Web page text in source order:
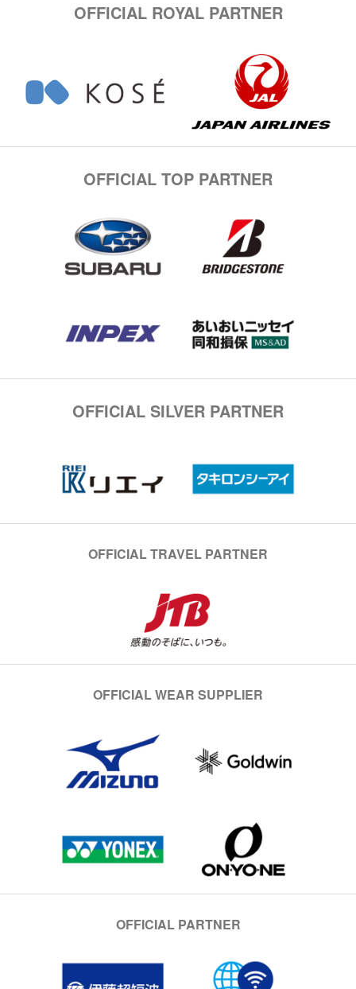
OFFICIAL ROYAL PARTNER
OFFICIAL TOP PARTNER
OFFICIAL SILVER PARTNER
OFFICIAL TRAVEL PARTNER
OFFICIAL WEAR SUPPLIER
OFFICIAL PARTNER